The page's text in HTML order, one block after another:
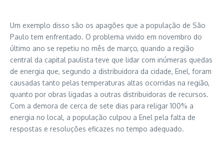
Um exemplo disso são os apagões que a população de São
Paulo tem enfrentado. O problema vivido em novembro do
último ano se repetiu no mês de março, quando a região
central da capital paulista teve que lidar com inúmeras quedas
de energia que, segundo a distribuidora da cidade, Enel, foram
causadas tanto pelas temperaturas altas ocorridas na região,
quanto por obras ligadas a outras distribuidoras de recursos.
Com a demora de cerca de sete dias para religar 100% a
energia no local, a população culpou a Enel pela falta de
respostas e resoluções eficazes no tempo adequado.